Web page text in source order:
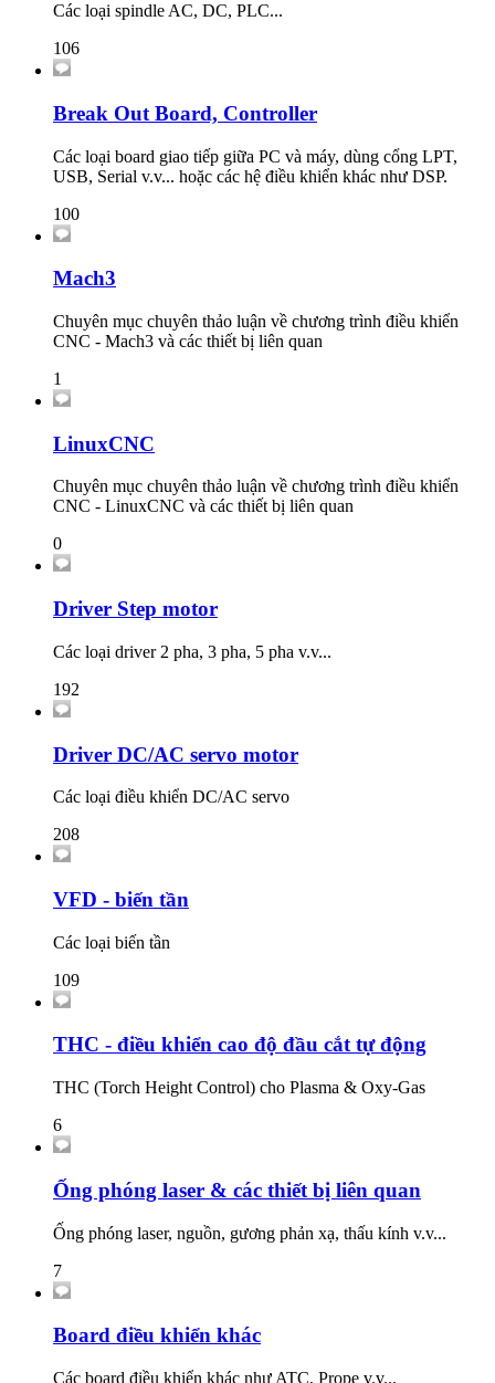
Các loại spindle AC, DC, PLC...
106
Break Out Board, Controller
Các loại board giao tiếp giữa PC và máy, dùng cổng LPT,
USB, Serial v.v... hoặc các hệ điều khiển khác như DSP.
100
Mach3
Chuyên mục chuyên thảo luận về chương trình điều khiển
CNC - Mach3 và các thiết bị liên quan
1
LinuxCNC
Chuyên mục chuyên thảo luận về chương trình điều khiển
CNC - LinuxCNC và các thiết bị liên quan
0
Driver Step motor
Các loại driver 2 pha, 3 pha, 5 pha v.v...
192
Driver DC/AC servo motor
Các loại điều khiển DC/AC servo
208
VFD - biến tần
Các loại biến tần
109
THC - điều khiển cao độ đầu cắt tự động
THC (Torch Height Control) cho Plasma & Oxy-Gas
6
Ống phóng laser & các thiết bị liên quan
Ống phóng laser, nguồn, gương phản xạ, thấu kính v.v...
7
Board điều khiển khác
Các board điều khiển khác như ATC, Prope v.v...